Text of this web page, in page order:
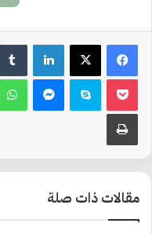
لينكدإن
سكايب
مقالات ذات صلة